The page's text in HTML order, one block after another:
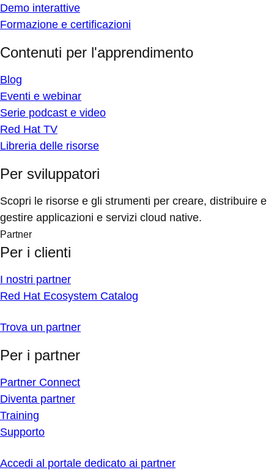
Demo interattive
Formazione e certificazioni
Contenuti per l'apprendimento
Blog
Eventi e webinar
Serie podcast e video
Red Hat TV
Libreria delle risorse
Per sviluppatori
Scopri le risorse e gli strumenti per creare, distribuire e
gestire applicazioni e servizi cloud native.
Partner
Per i clienti
I nostri partner
Red Hat Ecosystem Catalog
Trova un partner
Per i partner
Partner Connect
Diventa partner
Training
Supporto
Accedi al portale dedicato ai partner